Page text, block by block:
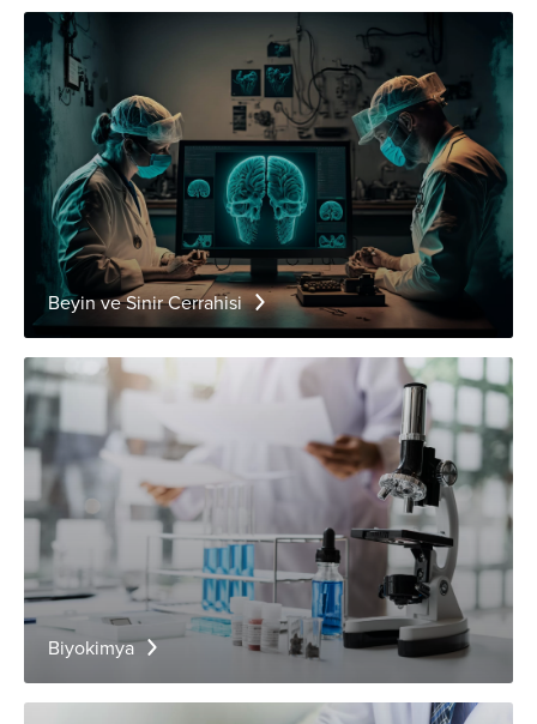
Beyin ve Sinir Cerrahisi
Biyokimya